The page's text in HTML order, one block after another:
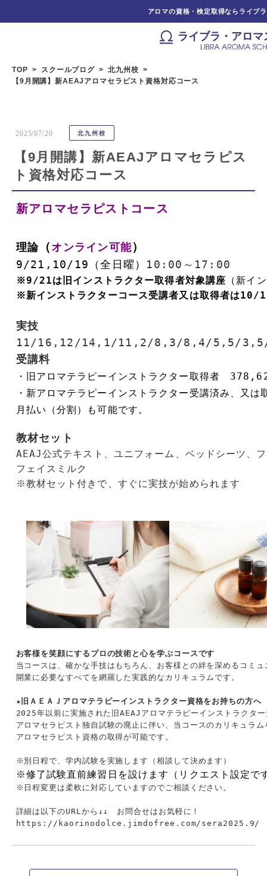
アロマの資格・検定取得ならライブ
ライブラ・アロマ
TOP スクールブログ
北九州校
【9月開講】新AEAJアロマセラピスト資格対応コース
2025/07/20 北九州校
【9月開講】新AEAJアロマセラピス
ト資格対応コース
新アロマセラピストコース
理論 （オンライン可能
9/21,10/19（全日曜） 10:00～17:00
※9/21は旧インストラクター取得者対象講座
※新インストラクターコース受講者又は取得者は10/
実技
11/16,12/14,1/11,2/8,3/8,4/5,5/
受講料
・旧アロマテラピーインストラクター取得者　
・新アロマテラピーインストラクター受講済み、又
教材セット
AEAJ公式テキスト、ユニフォーム、ベッドシーツ、
フェイスミルク
※教材セット付きで、すぐに実技が始められます
お客様を笑顔にするプロの技術と心を学ぶコースです
当コースは、確かな手技はもちろん、お客様との絆を深めるコミ
開業に必要なすべてを網羅した実践的なカリキュラムです。
★旧ＡＥＡＪ アロマテラピーインストラクター資格をお持ちの方へ
2025年以前に実施された旧AEAJ アロマテラピーインストラクタ
アロマセラピスト独自試験の廃止に伴い、当コースのカリキュラ
アロマセラピスト資格の取得が可能です。
※修了試験直前練習日を設けます（リクエスト設定で
※日程変更は柔軟に対応していますのでご相談ください。
https://kaorinodolce.jimdofree.com/sera2025.9/